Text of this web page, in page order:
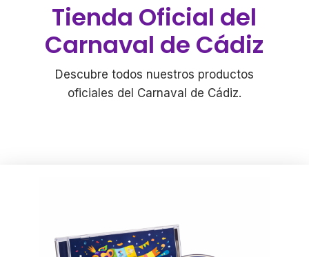
Tienda Oficial del
Carnaval de Cádiz
Descubre todos nuestros productos
oficiales del Carnaval de Cádiz.